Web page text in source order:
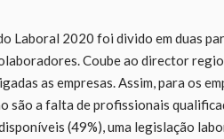
Laboral 2020 foi divido em duas
Coube ao director
as empresas. Assim, para os
são a falta de profissionais
(49%), uma legislação